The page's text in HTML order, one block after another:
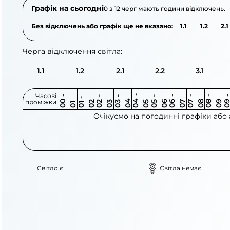
Графік на сьогодні0 з 12 черг мають години відключень.
Без відключень або графік ще не вказано: 1.1 1.2 2.1
Черга відключення світла:
1.1 1.2 2.1 2.2 3.1
Часові
проміжки 0
0
-
0 1 0
1
-
0 2 0 2
-
0 3 0 3
-
0 4 0 4
-
0 5 0 5
-
0 6 0 6
-
0 7 0 7
-
0 8 0 8
-
0 9 0
9
-
1
Очікуємо на погодинні графіки
Світло є Світла немає